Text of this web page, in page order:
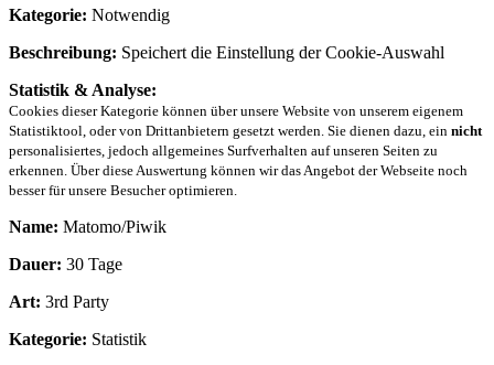
Kategorie: Notwendig
Beschreibung: Speichert die Einstellung der Cookie-Auswahl
Statistik & Analyse:
Cookies dieser Kategorie können über unsere Website von unserem eigenem
Statistiktool, oder von Drittanbietern gesetzt werden. Sie dienen dazu, ein nicht
personalisiertes, jedoch allgemeines Surfverhalten auf unseren Seiten zu
erkennen. Über diese Auswertung können wir das Angebot der Webseite noch
besser für unsere Besucher optimieren.
Name: Matomo/Piwik
Dauer: 30 Tage
Art: 3rd Party
Kategorie: Statistik